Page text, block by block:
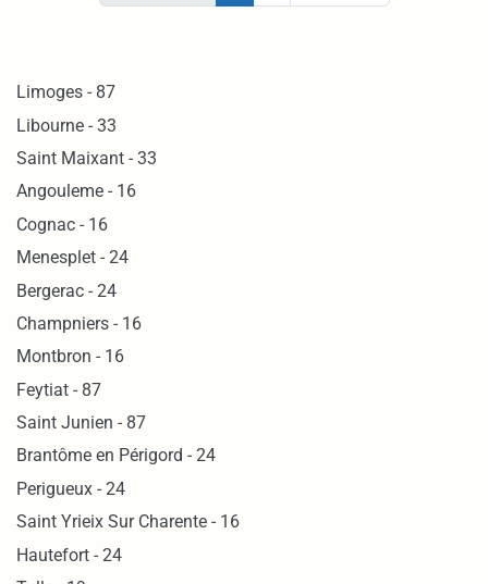
Limoges - 87
Libourne - 33
Saint Maixant - 33
Angouleme - 16
Cognac - 16
Menesplet - 24
Bergerac - 24
Champniers - 16
Montbron - 16
Feytiat - 87
Saint Junien - 87
Brantôme en Périgord - 24
Perigueux - 24
Saint Yrieix Sur Charente - 16
Hautefort - 24